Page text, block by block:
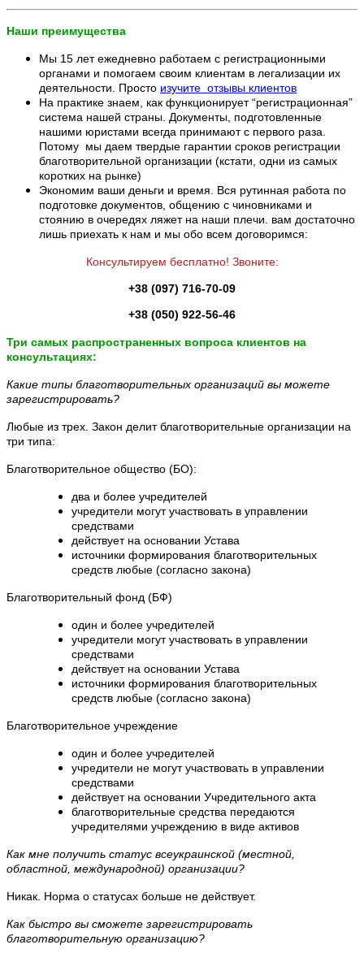
Наши преимущества
Мы 15 лет ежедневно работаем с регистрационными
органами и помогаем своим клиентам в легализации их
деятельности. Просто изучите отзывы клиентов
На практике знаем, как функционирует “регистрационная”
система нашей страны. Документы, подготовленные
нашими юристами всегда принимают с первого раза.
Потому мы даем твердые гарантии сроков регистрации
благотворительной организации (кстати, одни из самых
коротких на рынке)
Экономим ваши деньги и время. Вся рутинная работа по
подготовке документов, общению с чиновниками и
стоянию в очередях ляжет на наши плечи. вам достаточно
лишь приехать к нам и мы обо всем договоримся:
Консультируем бесплатно! Звоните:
+38 (097) 716-70-09
+38 (050) 922-56-46
Три самых распространенных вопроса клиентов на
консультациях:
Какие типы благотворительных организаций вы можете
зарегистрировать?
Любые из трех. Закон делит благотворительные организации на
три типа:
Благотворительное общество (БО):
два и более учредителей
учредители могут участвовать в управлении
средствами
действует на основании Устава
источники формирования благотворительных
средств любые (согласно закона)
Благотворительный фонд (БФ)
один и более учредителей
учредители могут участвовать в управлении
средствами
действует на основании Устава
источники формирования благотворительных
средств любые (согласно закона)
Благотворительное учреждение
один и более учредителей
учредители не могут участвовать в управлении
средствами
действует на основании Учредительного акта
благотворительные средства передаются
учредителями учреждению в виде активов
Как мне получить статус всеукраинской (местной,
областной, международной) организации?
Никак. Норма о статусах больше не действует.
Как быстро вы сможете зарегистрировать
благотворительную организацию?